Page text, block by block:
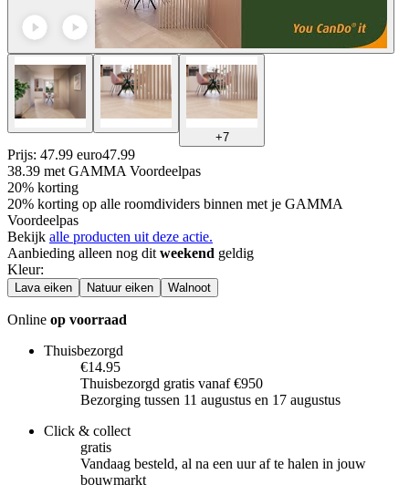
+7
Prijs: 47.99 euro47.99
38.39 met GAMMA Voordeelpas
20% korting
20% korting op alle roomdividers binnen met je GAMMA
Voordeelpas
Bekijk alle producten uit deze actie.
Aanbieding alleen nog dit weekend geldig
Kleur:
Lava eiken Natuur eiken Walnoot
Online op voorraad
Thuisbezorgd
€14.95
Thuisbezorgd gratis vanaf €950
Bezorging tussen 11 augustus en 17 augustus
Click & collect
gratis
Vandaag besteld, al na een uur af te halen in jouw
bouwmarkt